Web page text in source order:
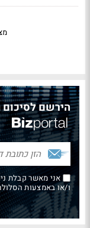
הירשם לסיכום
אני מאשר קבלת
ו/או באמצעות הסלולר